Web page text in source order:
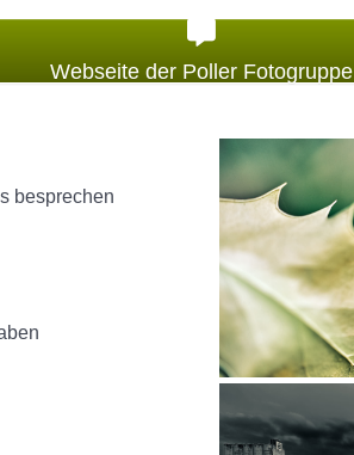
Webseite der Poller Fotogruppe
besprechen